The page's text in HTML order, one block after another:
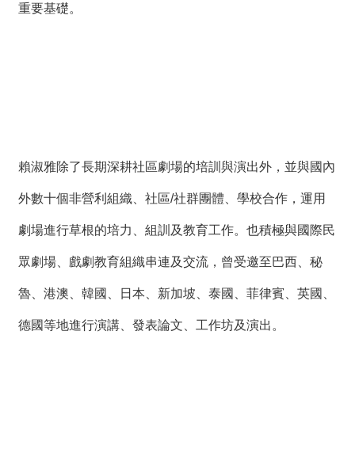
重要基礎。
賴淑雅除了長期深耕社區劇場的培訓與演出外，並與國內
外數十個非營利組織、社區/社群團體、學校合作，運用
劇場進行草根的培力、組訓及教育工作。也積極與國際民
眾劇場、戲劇教育組織串連及交流，曾受邀至巴西、秘
魯、港澳、韓國、日本、新加坡、泰國、菲律賓、英國、
德國等地進行演講、發表論文、工作坊及演出。